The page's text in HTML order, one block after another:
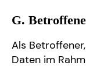
G.
Als
Daten im